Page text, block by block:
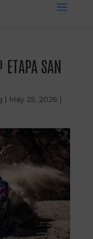
SAN
| May 25, 2026 |